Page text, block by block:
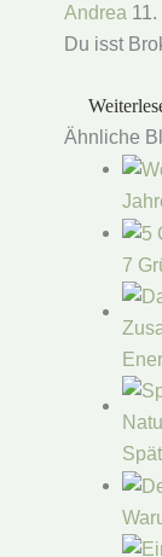
Andrea
Du isst
Ähnliche
7